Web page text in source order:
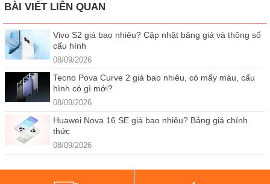
BÀI VIẾT LIÊN QUAN
Vivo S2 giá bao nhiêu? Cập nhật bảng giá và thông số
cấu hình
08/09/2026
Tecno Pova Curve 2 giá bao nhiêu, có mấy màu, cấu
hình có gì mới?
08/09/2026
Huawei Nova 16 SE giá bao nhiêu? Bảng giá chính
thức
08/09/2026